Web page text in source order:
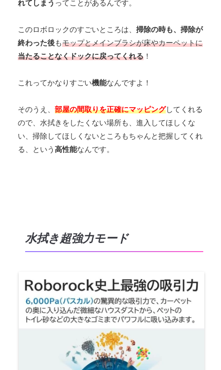
れてしまう ってことがあるんです。
このロボロックのすごいところは、 掃除の時も、掃除が
終わった後もモップとメインブラシが床やカーペットに
当たることなくドックに戻ってくれる ！
これってかなりすごい機能なんですよ！
そのうえ、 部屋の間取りを正確にマッピングしてくれる
ので、水拭きをしたくない場所も、進入してほしくな
い、掃除してほしくないところもちゃんと把握してくれ
る、という 高性能なんです。
水拭き超強力モード